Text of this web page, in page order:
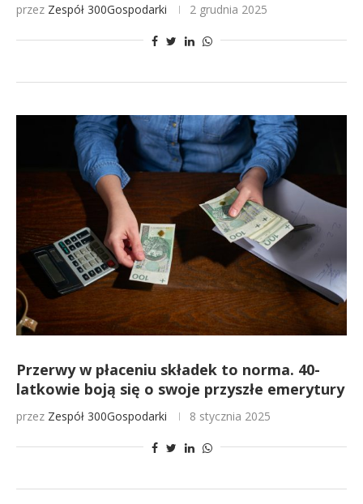
przez Zespół 300Gospodarki 2 grudnia 2025
Przerwy w płaceniu składek to norma. 40-
latkowie boją się o swoje przyszłe emerytury
przez Zespół 300Gospodarki 8 stycznia 2025